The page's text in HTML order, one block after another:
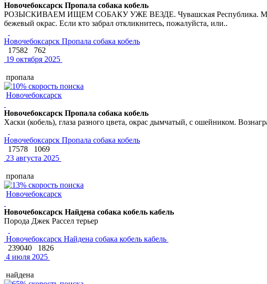
Новочебоксарск Пропала собака кобель
РОЗЫСКИВАЕМ ИЩЕМ СОБАКУ УЖЕ ВЕЗДЕ. Чувашская Республика.
бежевый окрас. Если кто забрал откликнитесь, пожалуйста, или..
Новочебоксарск Пропала собака кобель
17582
762
19 октября 2025
пропала
Новочебоксарск
Новочебоксарск Пропала собака кобель
Хаски (кобель), глаза разного цвета, окрас дымчатый, с ошейником.
Новочебоксарск Пропала собака кобель
17578
1069
23 августа 2025
пропала
Новочебоксарск
Новочебоксарск Найдена собака кобель кабель
Порода Джек Рассел терьер
Новочебоксарск Найдена собака кобель кабель
239040
1826
4 июля 2025
найдена